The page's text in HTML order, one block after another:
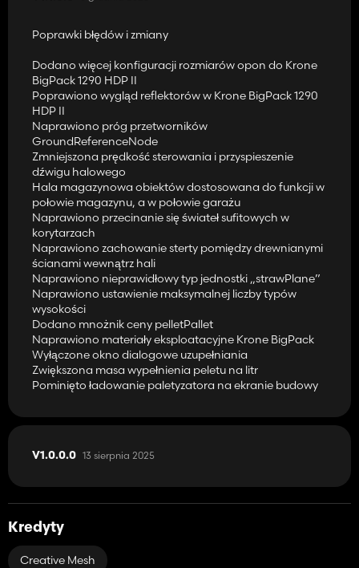
Poprawki błędów i zmiany
Dodano więcej konfiguracji rozmiarów opon do Krone
BigPack 1290 HDP II
Poprawiono wygląd reflektorów w Krone BigPack 1290
HDP II
Naprawiono próg przetworników
GroundReferenceNode
Zmniejszona prędkość sterowania i przyspieszenie
dźwigu halowego
Hala magazynowa obiektów dostosowana do funkcji w
połowie magazynu, a w połowie garażu
Naprawiono przecinanie się świateł sufitowych w
korytarzach
Naprawiono zachowanie sterty pomiędzy drewnianymi
ścianami wewnątrz hali
Naprawiono nieprawidłowy typ jednostki „strawPlane”
Naprawiono ustawienie maksymalnej liczby typów
wysokości
Dodano mnożnik ceny pelletPallet
Naprawiono materiały eksploatacyjne Krone BigPack
Wyłączone okno dialogowe uzupełniania
Zwiększona masa wypełnienia peletu na litr
Pominięto ładowanie paletyzatora na ekranie budowy
V1.0.0.0 13 sierpnia 2025
Kredyty
Creative Mesh